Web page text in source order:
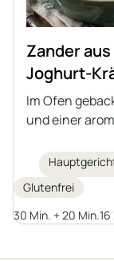
Zander
Joghurt-
Im Ofen
und einer
sättigendes
mittelgroßen
zubereiten lässt.
Glutenfrei
30 Min. + 20 Min.